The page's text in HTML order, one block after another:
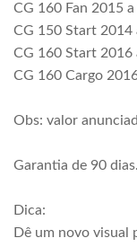
CG 160 Fan 2015
CG 150 Start 2014
CG 160 Start 2016
CG 160 Cargo
Obs: valor
Garantia de 90 dias.
Dica:
Dê um novo visual